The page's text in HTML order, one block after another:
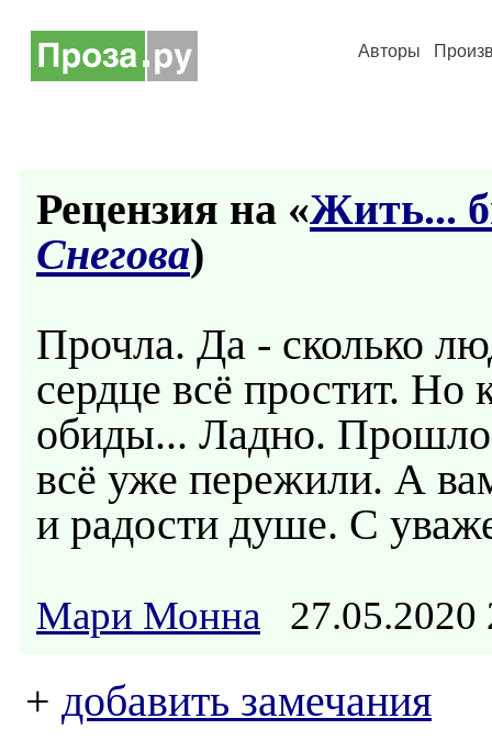
Авторы
Рецензия на «Жить...
Снегова)
Прочла. Да - сколько
сердце всё простит. Но
обиды... Ладно.
всё уже пережили. А
и радости душе. С
Мари Монна
+ добавить замечания